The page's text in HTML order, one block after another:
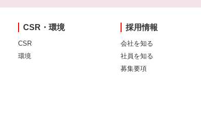
CSR・環境
CSR
環境
採用情報
会社を知る
社員を知る
募集要項